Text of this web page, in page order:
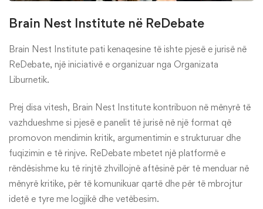
Brain Nest Institute në ReDebate
Brain Nest Institute pati kenaqesine të ishte pjesë e jurisë në
ReDebate, një iniciativë e organizuar nga Organizata
Liburnetik.
Prej disa vitesh, Brain Nest Institute kontribuon në mënyrë të
vazhdueshme si pjesë e panelit të jurisë në një format që
promovon mendimin kritik, argumentimin e strukturuar dhe
fuqizimin e të rinjve. ReDebate mbetet një platformë e
rëndësishme ku të rinjtë zhvillojnë aftësinë për të menduar në
mënyrë kritike, për të komunikuar qartë dhe për të mbrojtur
idetë e tyre me logjikë dhe vetëbesim.